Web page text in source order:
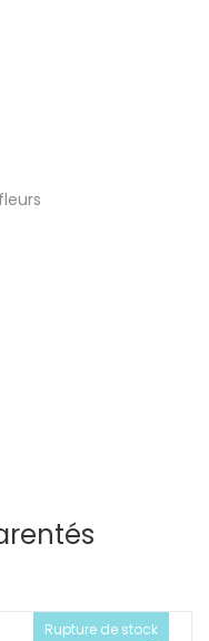
Rupture de stock